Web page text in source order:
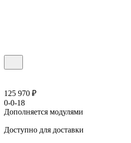
125 970 ₽
0-0-18
Дополняется модулями
Доступно для доставки